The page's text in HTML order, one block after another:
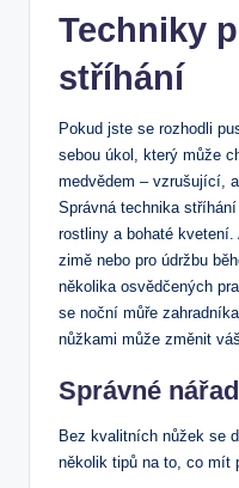
Techniky
stříhání
Pokud jste se rozhodli
sebou úkol, který může
medvědem – vzrušující,
Správná technika
rostliny a bohaté
zimě nebo pro údržbu
několika osvědčených
se noční můře
nůžkami může změnit
Správné
Bez kvalitních nůžek se
několik tipů na to, co mít